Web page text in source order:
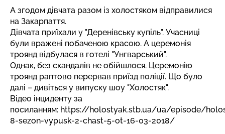
А згодом дівчата разом із холостяком відправилися
на Закарпаття.
Дівчата приїхали у "Деренівську купіль". Учасниці
були вражені побаченою красою. А церемонія
троянд відбулася в готелі "Унгварський".
Однак, без скандалів не обійшлося. Церемонію
троянд раптово перервав приїзд поліції. Що було
далі – дивіться у випуску шоу "Холостяк".
Відео інциденту за
посиланням: https://holostyak.stb.ua/ua/episode/
8-sezon-vypusk-2-chast-5-ot-16-03-2018/